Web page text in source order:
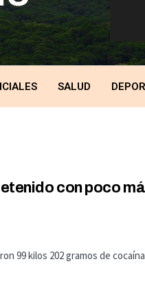
SALUD
con poco
99 kilos 202 gramos de